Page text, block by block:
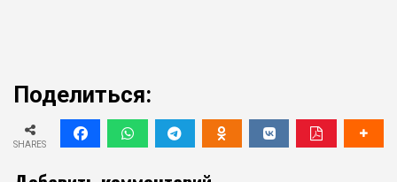
Поделиться:
SHARES